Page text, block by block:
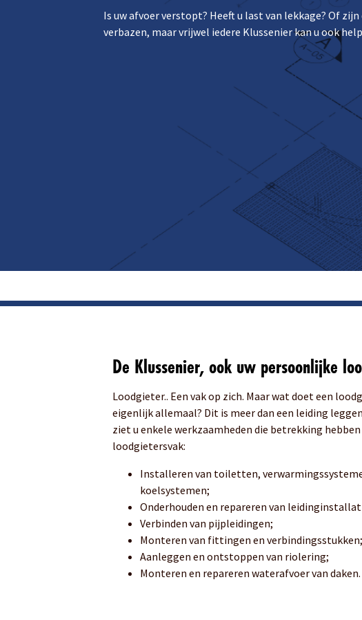
Is uw afvoer verstopt? Heeft u last van lekkage? Of
verbazen, maar vrijwel iedere Klussenier kan u ook
De Klussenier, ook uw persoonlijke
Loodgieter.. Een vak op zich. Maar wat doet een
eigenlijk allemaal? Dit is meer dan een leiding
ziet u enkele werkzaamheden die betrekking
loodgietersvak:
Installeren van toiletten,
koelsystemen;
Onderhouden en repareren van
Verbinden van pijpleidingen;
Monteren van fittingen en verbindingsstukken;
Aanleggen en ontstoppen van riolering;
Monteren en repareren waterafvoer van daken.